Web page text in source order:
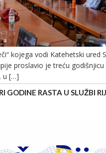
kojega vodi Katehetski ured
proslavio je treću
u […]
GODINE RASTA U SLUŽBI